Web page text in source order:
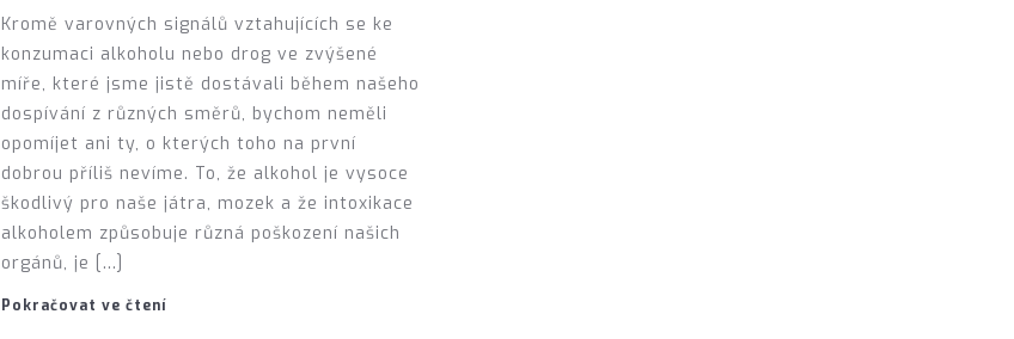
Kromě varovných signálů vztahujících se ke
konzumaci alkoholu nebo drog ve zvýšené
míře, které jsme jistě dostávali během našeho
dospívání z různých směrů, bychom neměli
opomíjet ani ty, o kterých toho na první
dobrou příliš nevíme. To, že alkohol je vysoce
škodlivý pro naše játra, mozek a že intoxikace
alkoholem způsobuje různá poškození našich
orgánů, je […]
Pokračovat ve čtení